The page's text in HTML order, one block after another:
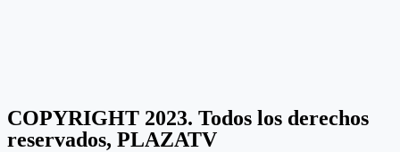
COPYRIGHT 2023. Todos los derechos
reservados, PLAZATV